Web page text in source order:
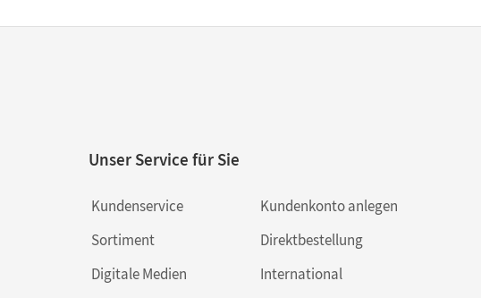
Unser Service für Sie
Kundenservice
Sortiment
Digitale Medien
Kundenkonto anlegen
Direktbestellung
International